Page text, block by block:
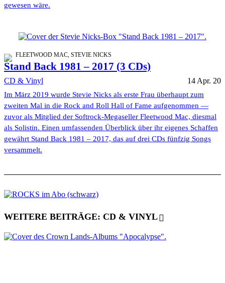
gewesen wäre.
FLEETWOOD MAC, STEVIE NICKS
Stand Back 1981 – 2017 (3 CDs)
CD & Vinyl 14 Apr. 20
Im März 2019 wurde Stevie Nicks als erste Frau überhaupt zum
zweiten Mal in die Rock and Roll Hall of Fame aufgenommen —
zuvor als Mitglied der Softrock-Megaseller Fleetwood Mac, diesmal
als Solistin. Einen umfassenden Überblick über ihr eigenes Schaffen
gewährt Stand Back 1981 – 2017, das auf drei CDs fünfzig Songs
versammelt.
WEITERE BEITRÄGE: CD & VINYL